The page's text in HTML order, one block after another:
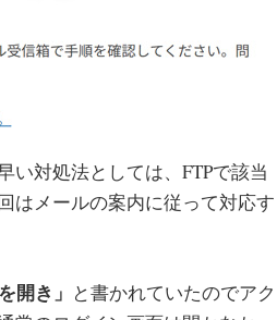
い対処法としては、FTPで該当
はメールの案内に従って対応す
開き」 と書かれていたのでアク